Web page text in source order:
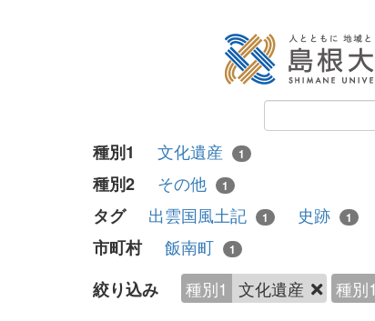
種別1 文化遺産 1
種別2 その他 1
タグ 出雲国風土記 1 史跡 1
市町村 飯南町 1
絞り込み 種別1 文化遺産 種別1